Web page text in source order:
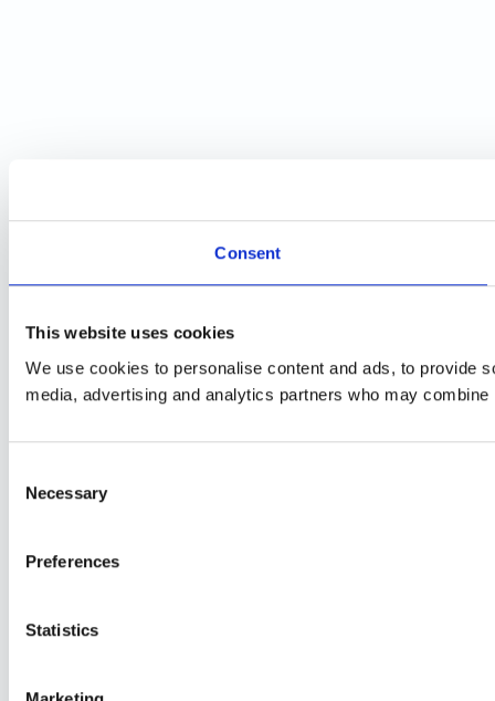
Consent
This website uses cookies
We use cookies to personalise content and ads, to provide
media, advertising and analytics partners who may
Selection
Necessary
Preferences
Statistics